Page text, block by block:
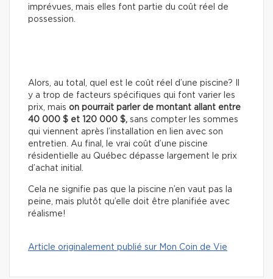
imprévues, mais elles font partie du coût réel de
possession.
Alors, au total, quel est le coût réel d’une piscine? Il
y a trop de facteurs spécifiques qui font varier les
prix, mais on pourrait parler de montant allant entre
40 000 $ et 120 000 $, sans compter les sommes
qui viennent après l’installation en lien avec son
entretien. Au final, le vrai coût d’une piscine
résidentielle au Québec dépasse largement le prix
d’achat initial.
Cela ne signifie pas que la piscine n’en vaut pas la
peine, mais plutôt qu’elle doit être planifiée avec
réalisme!
Article originalement publié sur Mon Coin de Vie